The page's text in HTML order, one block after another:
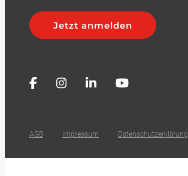
Jetzt anmelden
AGB Impressum Datenschutzerklärung